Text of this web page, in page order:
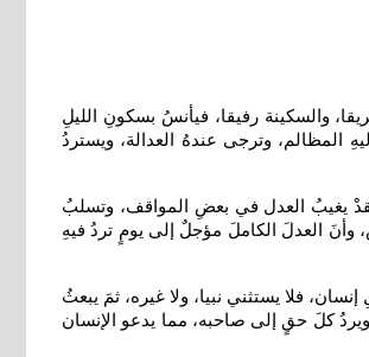
والسكينة رفيقا، فيأنسُ بسكونِ الليلِ
المظالم، وترجى عندهُ العدالة، ويستردُ
فقدْ يغيبُ العدل في بعضِ المواقف، وتسلبُ
وأنَ العدلَ الكاملَ مؤجلٌ إلى يومٍ تردُ فيهِ
على أنَ الموتَ مصيرٌ محتومٌ لكلِ إنسان، فلا يستثني نبيا، ولا غيره، ثمَ يبعثُ
كلَ حقٍ إلى صاحبه، مما يدعو الإنسان